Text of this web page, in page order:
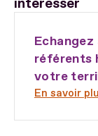
Echangez
référents
votre
En savoir